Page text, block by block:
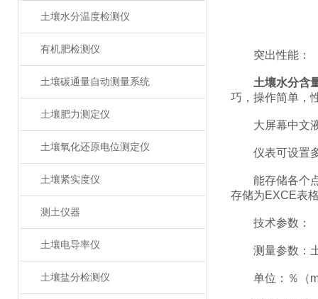
土壤水分温度检测仪
有机肥检测仪
土壤碳通量自动测量系统
土壤肥力测定仪
土壤氧化还原电位测定仪
土壤紧实度仪
测土仪器
土壤电导率仪
土壤盐分检测仪
突出性能：
土壤水分含
巧，操作简单，
大屏幕中文液
仪表可设置多
能存储各个点
存储为EXCE表
技术参数：
测量参数：土
单位：％（